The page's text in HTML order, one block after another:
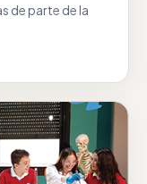
de parte de la